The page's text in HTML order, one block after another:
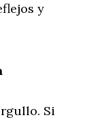
y
Si